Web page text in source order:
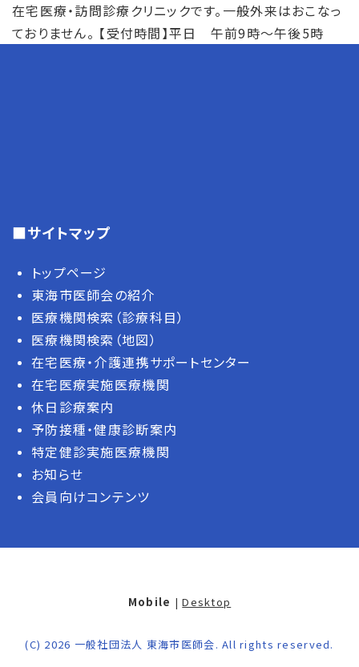
在宅医療・訪問診療クリニックです。一般外来はおこなっ
ておりません。 【受付時間】平日 午前9時～午後5時
■サイトマップ
トップページ
東海市医師会の紹介
医療機関検索（診療科目）
医療機関検索（地図）
在宅医療・介護連携サポートセンター
在宅医療実施医療機関
休日診療案内
予防接種・健康診断案内
特定健診実施医療機関
お知らせ
会員向けコンテンツ
Mobile |Desktop
(C) 2026 一般社団法人 東海市医師会. All rights reserved.